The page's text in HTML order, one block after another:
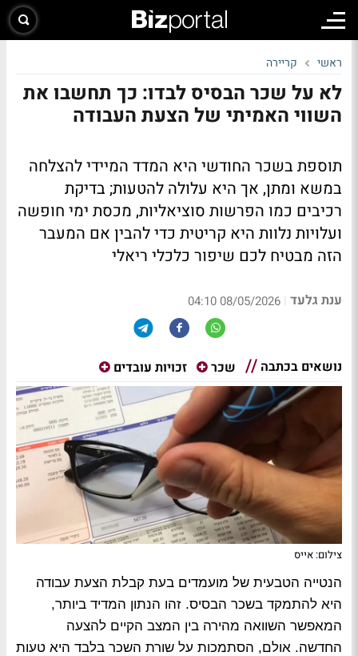
ראשי קריירה
לא על שכר הבסיס לבדו: כך תחשבו את
השווי האמיתי של הצעת העבודה
תוספת בשכר החודשי היא המדד המיידי להצלחה
במשא ומתן, אך היא עלולה להטעות; בדיקת
רכיבים כמו הפרשות סוציאליות, מכסת ימי חופשה
ועלויות נלוות היא קריטית כדי להבין אם המעבר
הזה מבטיח לכם שיפור כלכלי ריאלי
ענת גלעד |
08/05/2026 04:10
נושאים בכתבה שכר זכויות עובדים
צילום: אייס
הנטייה הטבעית של מועמדים בעת קבלת הצעת עבודה
היא להתמקד בשכר הבסיס. זהו הנתון המדיד ביותר,
המאפשר השוואה מהירה בין המצב הקיים להצעה
החדשה. אולם, הסתמכות על שורת השכר בלבד היא טעות